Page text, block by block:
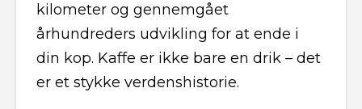
kilometer og gennemgået
århundreders udvikling for at ende i
din kop. Kaffe er ikke bare en drik – det
er et stykke verdenshistorie.